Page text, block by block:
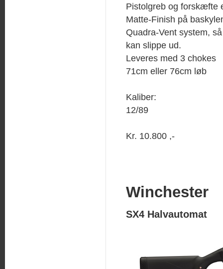
Pistolgreb og forskæfte
Matte-Finish på
Quadra-Vent system,
kan slippe ud.
Leveres med 3 chokes
71cm eller 76cm løb
Kaliber:
12/89
Kr. 10.800 ,-
Winchester
SX4 Halvautomat